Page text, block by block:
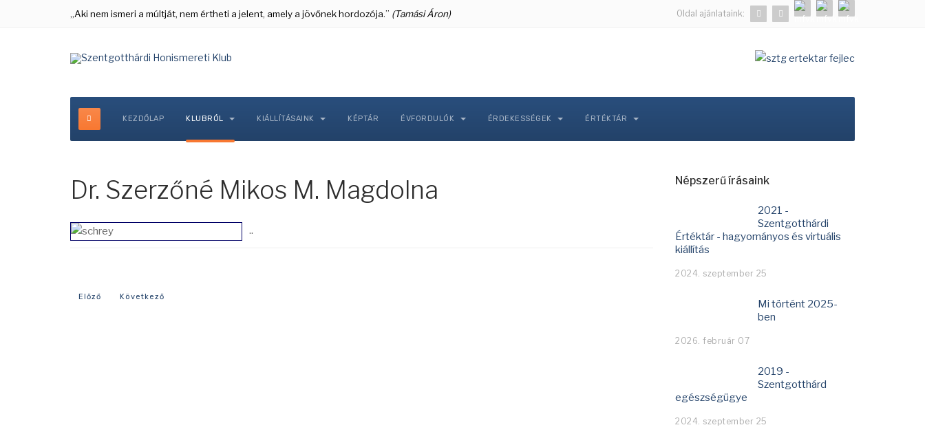
„Aki nem ismeri a múltját, nem értheti a jelent, amely a jövőnek hordozója.” (Tamási Áron) Oldal ajánlataink:
KEZDŐLAP KLUBRÓL KIÁLLÍTÁSAINK KÉPTÁR ÉVFORDULÓK ÉRDEKESSÉGEK ÉRTÉKTÁR
Dr. Szerzőné Mikos M. Magdolna
..
Előző cikk: Fodor Mária
Előző Következő cikk: Deákné Kocsis Judit
Következő
Népszerű írásaink
2021 -
Szentgotthárdi
Értéktár - hagyományos és virtuális
kiállítás
2024. szeptember 25
Mi történt 2025-
ben
2026. február 07
2019 -
Szentgotthárd
egészségügye
2024. szeptember 25